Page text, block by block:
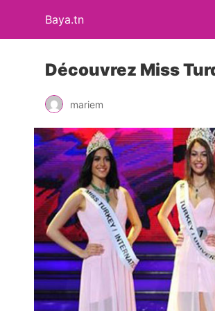
Baya.tn
Découvrez Miss
mariem